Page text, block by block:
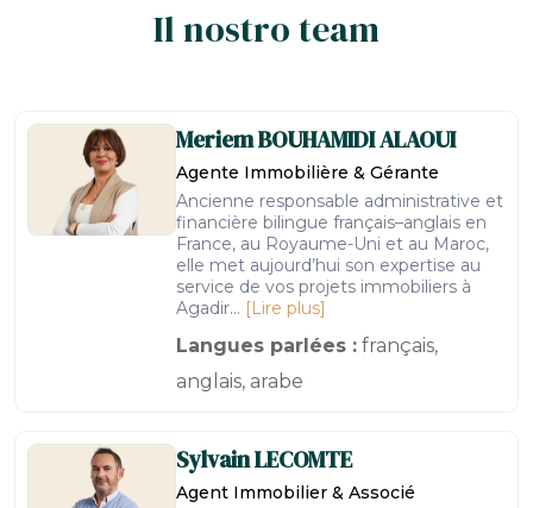
Il nostro team
MeriemBOUHAMIDI ALAOUI
Agente Immobilière & Gérante
Ancienne responsable administrative et
financière bilingue français–anglais en
France, au Royaume-Uni et au Maroc,
elle met aujourd’hui son expertise au
service de vos projets immobiliers à
Agadir... [Lire plus]
Langues parlées : français,
anglais, arabe
SylvainLECOMTE
Agent Immobilier & Associé